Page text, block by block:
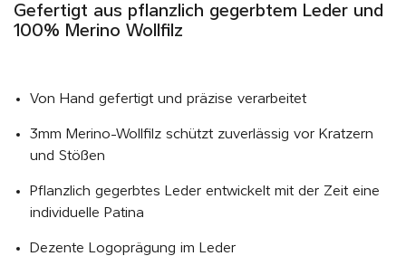
Gefertigt aus pflanzlich gegerbtem Leder und
100% Merino Wollfilz
Von Hand gefertigt und präzise verarbeitet
3mm Merino-Wollfilz schützt zuverlässig vor Kratzern
und Stößen
Pflanzlich gegerbtes Leder entwickelt mit der Zeit eine
individuelle Patina
Dezente Logoprägung im Leder